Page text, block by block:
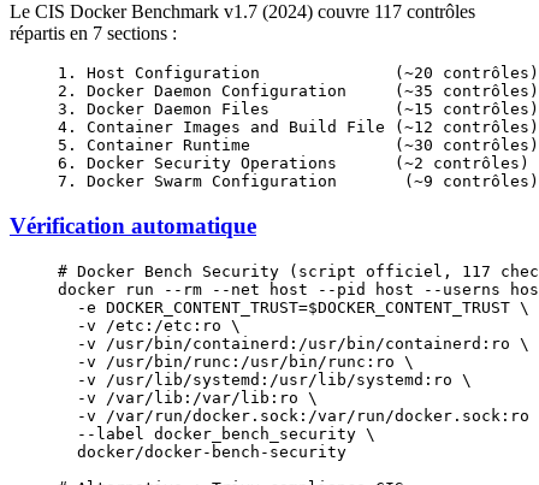
Le CIS Docker Benchmark v1.7 (2024) couvre 117 contrôles
répartis en 7 sections :
1. Host Configuration              (~20 contrôles)
2. Docker Daemon Configuration     (~35 contrôles)
3. Docker Daemon Files             (~15 contrôles)
4. Container Images and Build File (~12 contrôles)
5. Container Runtime               (~30 contrôles)
6. Docker Security Operations      (~2 contrôles)
7. Docker Swarm Configuration       (~9 contrôles)
Vérification automatique
# Docker Bench Security (script officiel, 117
docker run --rm --net host --pid host --userns
  -e
DOCKER_CONTENT_TRUST=$DOCKER_CONTENT_TRUST \
  -v
/etc:/etc:ro \
  -v
/usr/bin/containerd:/usr/bin/containerd:ro \
  -v
/usr/bin/runc:/usr/bin/runc:ro \
  -v
/usr/lib/systemd:/usr/lib/systemd:ro \
  -v
/var/lib:/var/lib:ro \
  -v
/var/run/docker.sock:/var/run/docker.sock:ro
  --label
docker_bench_security \
  docker/docker-bench-security